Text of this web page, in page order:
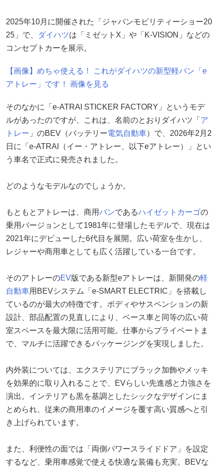
2025年10月に開催された「ジャパンモビリティーショー20
25」で、
ダイハツは「ミゼットX」や「K-VISION」などの
コンセプトカーを展示。
【画像】めちゃ使える！ これがダイハツの新型軽バン「e
アトレー」です！ 画像を見る
そのなかに「e-ATRAI STICKER FACTORY」というモデ
ルがあったのですが、これは、名前のとおりダイハツ「 ア
トレー 」のBEV（バッテリー電気自動車）で、2026年2月2
日に「e-ATRAI（イー・アトレー、以下eアトレー）」とい
う車名で正式に発売されました。
どのようなモデルなのでしょうか。
もともとアトレーは、商用バンであるハイゼットカーゴの
乗用バージョンとして1981年に登場したモデルで、現在は
2021年にデビューした6代目を展開。広い荷室を生かし、
レジャーや商用車としても広く活躍している一台です。
そのアトレーのEV版である新型eアトレーは、新開発の軽
自動車用BEVシステム「e-SMART ELECTRIC」を搭載し
ているのが最大の特徴です。ボディやサスペンションの新
設計、部品配置の見直しにより、ベース車と同等の広い荷
室スペースを最大限に活用可能。仕事からプライベートま
で、マルチに活躍できるパッケージングを実現しました。
内外装については、エクステリアにブラック加飾やメッキ
を効果的に取り入れることで、EVらしい先進感と力強さを
演出。インテリアも黒を基調としたシックなデザインにま
とめられ、従来の商用車のイメージを覆す高い質感へと引
き上げられています。
また、利便性の面では「両側パワースライドドア」を設定
するなど、乗用車感覚で使える快適な装備も充実。BEVな